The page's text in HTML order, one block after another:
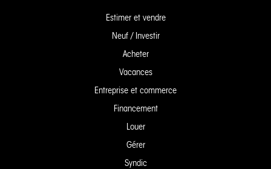
Estimer et vendre
Neuf / Investir
Acheter
Vacances
Entreprise et commerce
Financement
Louer
Gérer
Syndic